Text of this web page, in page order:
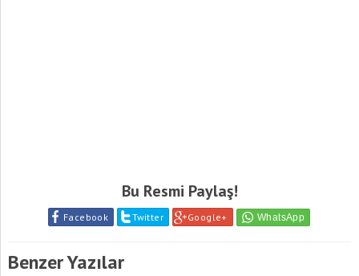
Bu Resmi Paylaş!
Facebook Twitter Google+
Benzer Yazılar